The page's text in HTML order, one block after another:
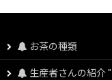
お茶の種類
生産者さんの紹介